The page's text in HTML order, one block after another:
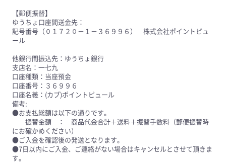
【郵便振替】
ゆうちょ口座間送金先：
記号番号（０１７２０－１－３６９９６） 株式会社ポイントピュ
ール
他銀行間振込先：ゆうちょ銀行
支店名：一七九
口座種類：当座預金
口座番号：３６９９６
口座名義：(カブ)ポイントピュール
備考:
●お支払総額は以下の通りです。
振替金額 ： 商品代金合計＋送料＋振替手数料（郵便振替時
にお確かめください）
●ご入金を確認後の発送となります。
●7日以内にご入金、ご連絡がない場合はキャンセルとさせて頂きま
す。